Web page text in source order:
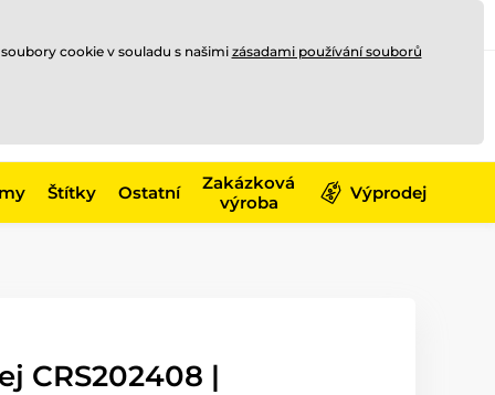
Štítky Ostatní
Zakázková
výroba
Výprodej
CRS202408 |
cookie v souladu s našimi zásadami používání souborů